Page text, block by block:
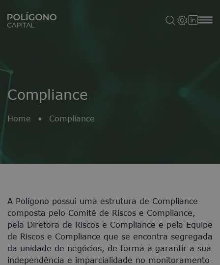
Compliance
Home • Compliance
A Polígono possui uma estrutura de Compliance
composta pelo Comitê de Riscos e Compliance,
pela Diretora de Riscos e Compliance e pela Equipe
de Riscos e Compliance que se encontra segregada
da unidade de negócios, de forma a garantir a sua
independência e imparcialidade no monitoramento